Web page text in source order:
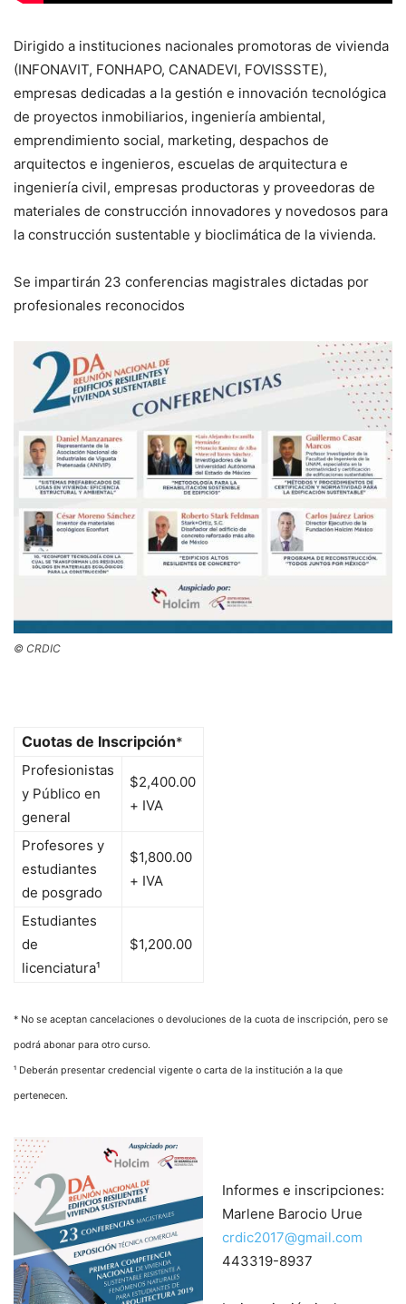
Dirigido a instituciones nacionales promotoras de vivienda
(INFONAVIT, FONHAPO, CANADEVI, FOVISSSTE),
empresas dedicadas a la gestión e innovación tecnológica
de proyectos inmobiliarios, ingeniería ambiental,
emprendimiento social, marketing, despachos de
arquitectos e ingenieros, escuelas de arquitectura e
ingeniería civil, empresas productoras y proveedoras de
materiales de construcción innovadores y novedosos para
la construcción sustentable y bioclimática de la vivienda.
Se impartirán 23 conferencias magistrales dictadas por
profesionales reconocidos
© CRDIC
Cuotas de Inscripción*
Profesionistas
y Público en
general
$2,400.00
+ IVA
Profesores y
estudiantes
de posgrado
$1,800.00
+ IVA
Estudiantes
de
licenciatura¹
$1,200.00
* No se aceptan cancelaciones o devoluciones de la cuota de inscripción, pero se
podrá abonar para otro curso.
¹ Deberán presentar credencial vigente o carta de la institución a la que
pertenecen.
Informes e inscripciones:
Marlene Barocio Urue
crdic2017@gmail.com
443319-8937